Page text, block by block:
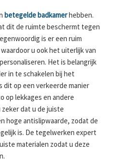
betegelde badkamerhebben.
dit de ruimte beschermt tegen
is er een ruim
u ook het uiterlijk van
Het is belangrijk
in te schakelen bij het
dit op een verkeerde manier
op lekkages en andere
dat u de juiste
hoge antislipwaarde, zodat de
is. De tegelwerken expert
materialen zodat u deze